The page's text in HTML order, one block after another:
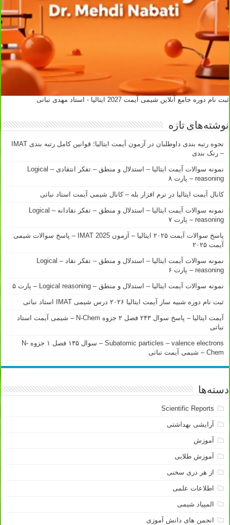
ثبت نام دوره جامع آنلاین شیمی آیمت 2027 ایتالیا - استاد مهدی نباتی
نوشته‌های تازه
نحوه رتبه بندی داوطلبان در آزمون آیمت ایتالیا؛ قوانین کامل رتبه بندی IMAT
– رنک بندی
نمونه سوالات آیمت ایتالیا – استدلال و منطق – تفکر انتقادی – Logical
reasoning – پارت ۸
کانال آیمت ایتالیا در نرم افزار بله – کانال شیمی آیمت استاد نباتی
نمونه سوالات آیمت ایتالیا – استدلال و منطق – تفکر نقادانه – Logical
reasoning – پارت ۷
پاسخ سوالات آیمت ۲۰۲۵ ایتالیا – آزمون IMAT 2025 – پاسخ سوالات شیمی
آیمت ۲۰۲۵
نمونه سوالات آیمت ایتالیا – استدلال و منطق – تفکر نقاد – Logical
reasoning – پارت ۶
نمونه سوالات آیمت ایتالیا – استدلال و منطق – Logical reasoning – پارت ۵
ثبت نام دوره شبیه ساز آیمت ایتالیا ۲۰۲۶ درس شیمی IMAT استاد نباتی
آیمت ایتالیا – پاسخ سوال ۲۴۳ فصل ۲ جزوه N-Chem – شیمی آیمت استاد
نباتی
Subatomic particles – valence electrons – سوال ۱۳۵ فصل ۱ جزوه N-
Chem – شیمی آیمت نباتی
دسته‌ها
Scientific Reports
آرایشی بهداشتی
آموزش
آموزش طلایی
از هر دری سخنی
اطلاعات علمی
المپیاد شیمی
انجمن های دانش آموزی